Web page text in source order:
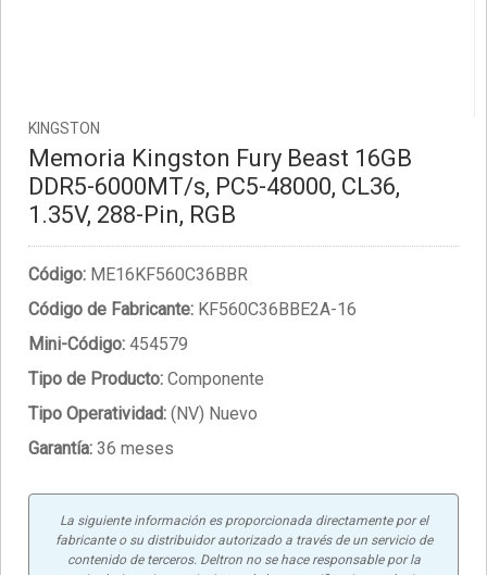
KINGSTON
Memoria Kingston Fury Beast 16GB
DDR5-6000MT/s, PC5-48000, CL36,
1.35V, 288-Pin, RGB
Código: ME16KF560C36BBR
Código de Fabricante: KF560C36BBE2A-16
Mini-Código: 454579
Tipo de Producto: Componente
Tipo Operatividad: (NV) Nuevo
Garantía: 36 meses
La siguiente información es proporcionada directamente por el
fabricante o su distribuidor autorizado a través de un servicio de
contenido de terceros. Deltron no se hace responsable por la